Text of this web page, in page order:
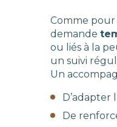
Comme pour
demande
ou liés à la
un suivi
Un
D’adapter
De